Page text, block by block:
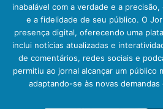
inabalável com a verdade e a
e a fidelidade de seu público. O
presença digital, oferecendo uma
inclui notícias atualizadas e
de comentários, redes sociais e
permitiu ao jornal alcançar um público
adaptando-se às novas